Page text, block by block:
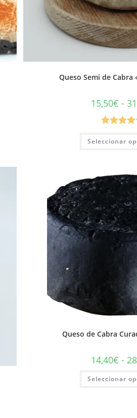
Queso Semi de Cabra
15,50€ -
Valorado
5.00de
Seleccionar
Queso de Cabra
14,40€ -
Seleccionar